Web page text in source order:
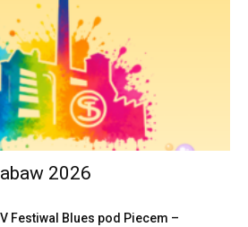
2026
Festiwal Blues pod Piecem –